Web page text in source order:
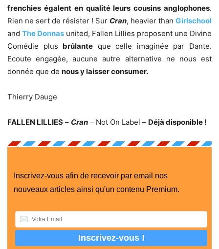
frenchies égalent en qualité leurs cousins anglophones.
Rien ne sert de résister ! Sur Cran, heavier than Girlschool
and The Donnas united, Fallen Lillies proposent une Divine
Comédie plus brûlante que celle imaginée par Dante.
Ecoute engagée, aucune autre alternative ne nous est
donnée que de nous y laisser consumer.
Thierry Dauge
FALLEN LILLIES – Cran – Not On Label – Déjà disponible !
Inscrivez-vous afin de recevoir par email nos
nouveaux articles ainsi qu'un contenu Premium.